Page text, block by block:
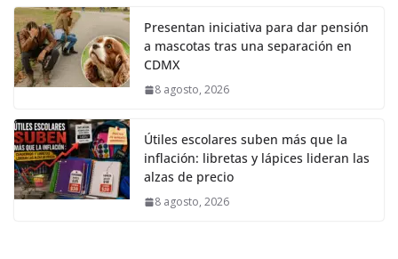
Presentan iniciativa para dar pensión
a mascotas tras una separación en
CDMX
8 agosto, 2026
Útiles escolares suben más que la
inflación: libretas y lápices lideran las
alzas de precio
8 agosto, 2026